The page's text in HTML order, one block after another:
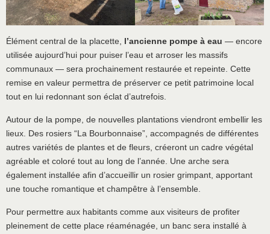
Élément central de la placette, l’ancienne pompe à eau — encore
utilisée aujourd’hui pour puiser l’eau et arroser les massifs
communaux — sera prochainement restaurée et repeinte. Cette
remise en valeur permettra de préserver ce petit patrimoine local
tout en lui redonnant son éclat d’autrefois.
Autour de la pompe, de nouvelles plantations viendront embellir les
lieux. Des rosiers “La Bourbonnaise”, accompagnés de différentes
autres variétés de plantes et de fleurs, créeront un cadre végétal
agréable et coloré tout au long de l’année. Une arche sera
également installée afin d’accueillir un rosier grimpant, apportant
une touche romantique et champêtre à l’ensemble.
Pour permettre aux habitants comme aux visiteurs de profiter
pleinement de cette place réaménagée, un banc sera installé à